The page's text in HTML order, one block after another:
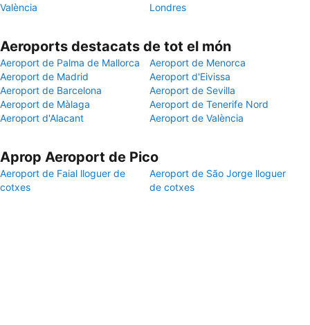
València
Londres
Aeroports destacats de tot el món
Aeroport de Palma de Mallorca
Aeroport de Menorca
Aeroport de Madrid
Aeroport d'Eivissa
Aeroport de Barcelona
Aeroport de Sevilla
Aeroport de Màlaga
Aeroport de Tenerife Nord
Aeroport d'Alacant
Aeroport de València
Aprop Aeroport de Pico
Aeroport de Faial lloguer de
cotxes
Aeroport de São Jorge lloguer
de cotxes